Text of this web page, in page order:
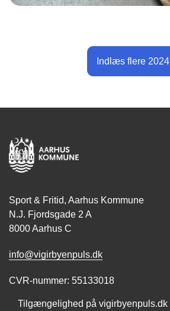
Indlæs flere 2024
Sport & Fritid, Aarhus Kommune
N.J. Fjordsgade 2 A
8000 Aarhus C
info@vigirbyenpuls.dk
CVR-nummer: 55133018
Tilgængelighed på vigirbyenpuls.dk